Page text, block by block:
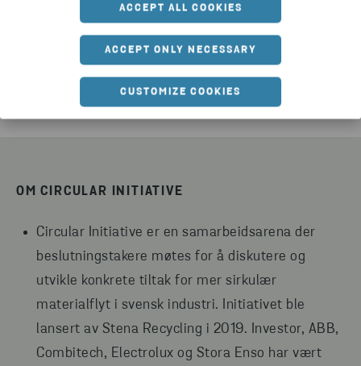
ACCEPT ALL COOKIES
ACCEPT ONLY NECESSARY
CUSTOMIZE COOKIES
samarbeid bidrar disse og andre prosjekter i Circular
Initiative til å forhindre at avfall oppstår og bedre
utnytte det avfallet som fortsatt dannes.
OM CIRCULAR INITIATIVE
Circular Initiative er en samarbeidsarena der
beslutningstakere møtes for å diskutere og
utvikle konkrete tiltak for mer sirkulær
materialflyt i svensk industri. Initiativet ble
lansert av Stena Recycling i 2019. Investor, ABB,
Combitech, Electrolux og Stora Enso har vært